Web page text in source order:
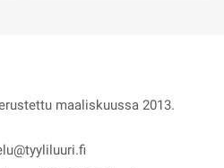
maaliskuussa 2013.